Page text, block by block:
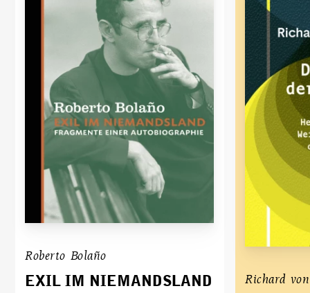
Roberto Bolaño
EXIL IM NIEMANDSLAND Richard